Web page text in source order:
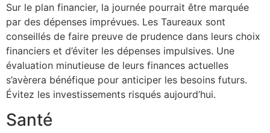
Sur le plan financier, la journée pourrait être marquée
par des dépenses imprévues. Les Taureaux sont
conseillés de faire preuve de prudence dans leurs choix
financiers et d’éviter les dépenses impulsives. Une
évaluation minutieuse de leurs finances actuelles
s’avèrera bénéfique pour anticiper les besoins futurs.
Évitez les investissements risqués aujourd’hui.
Santé